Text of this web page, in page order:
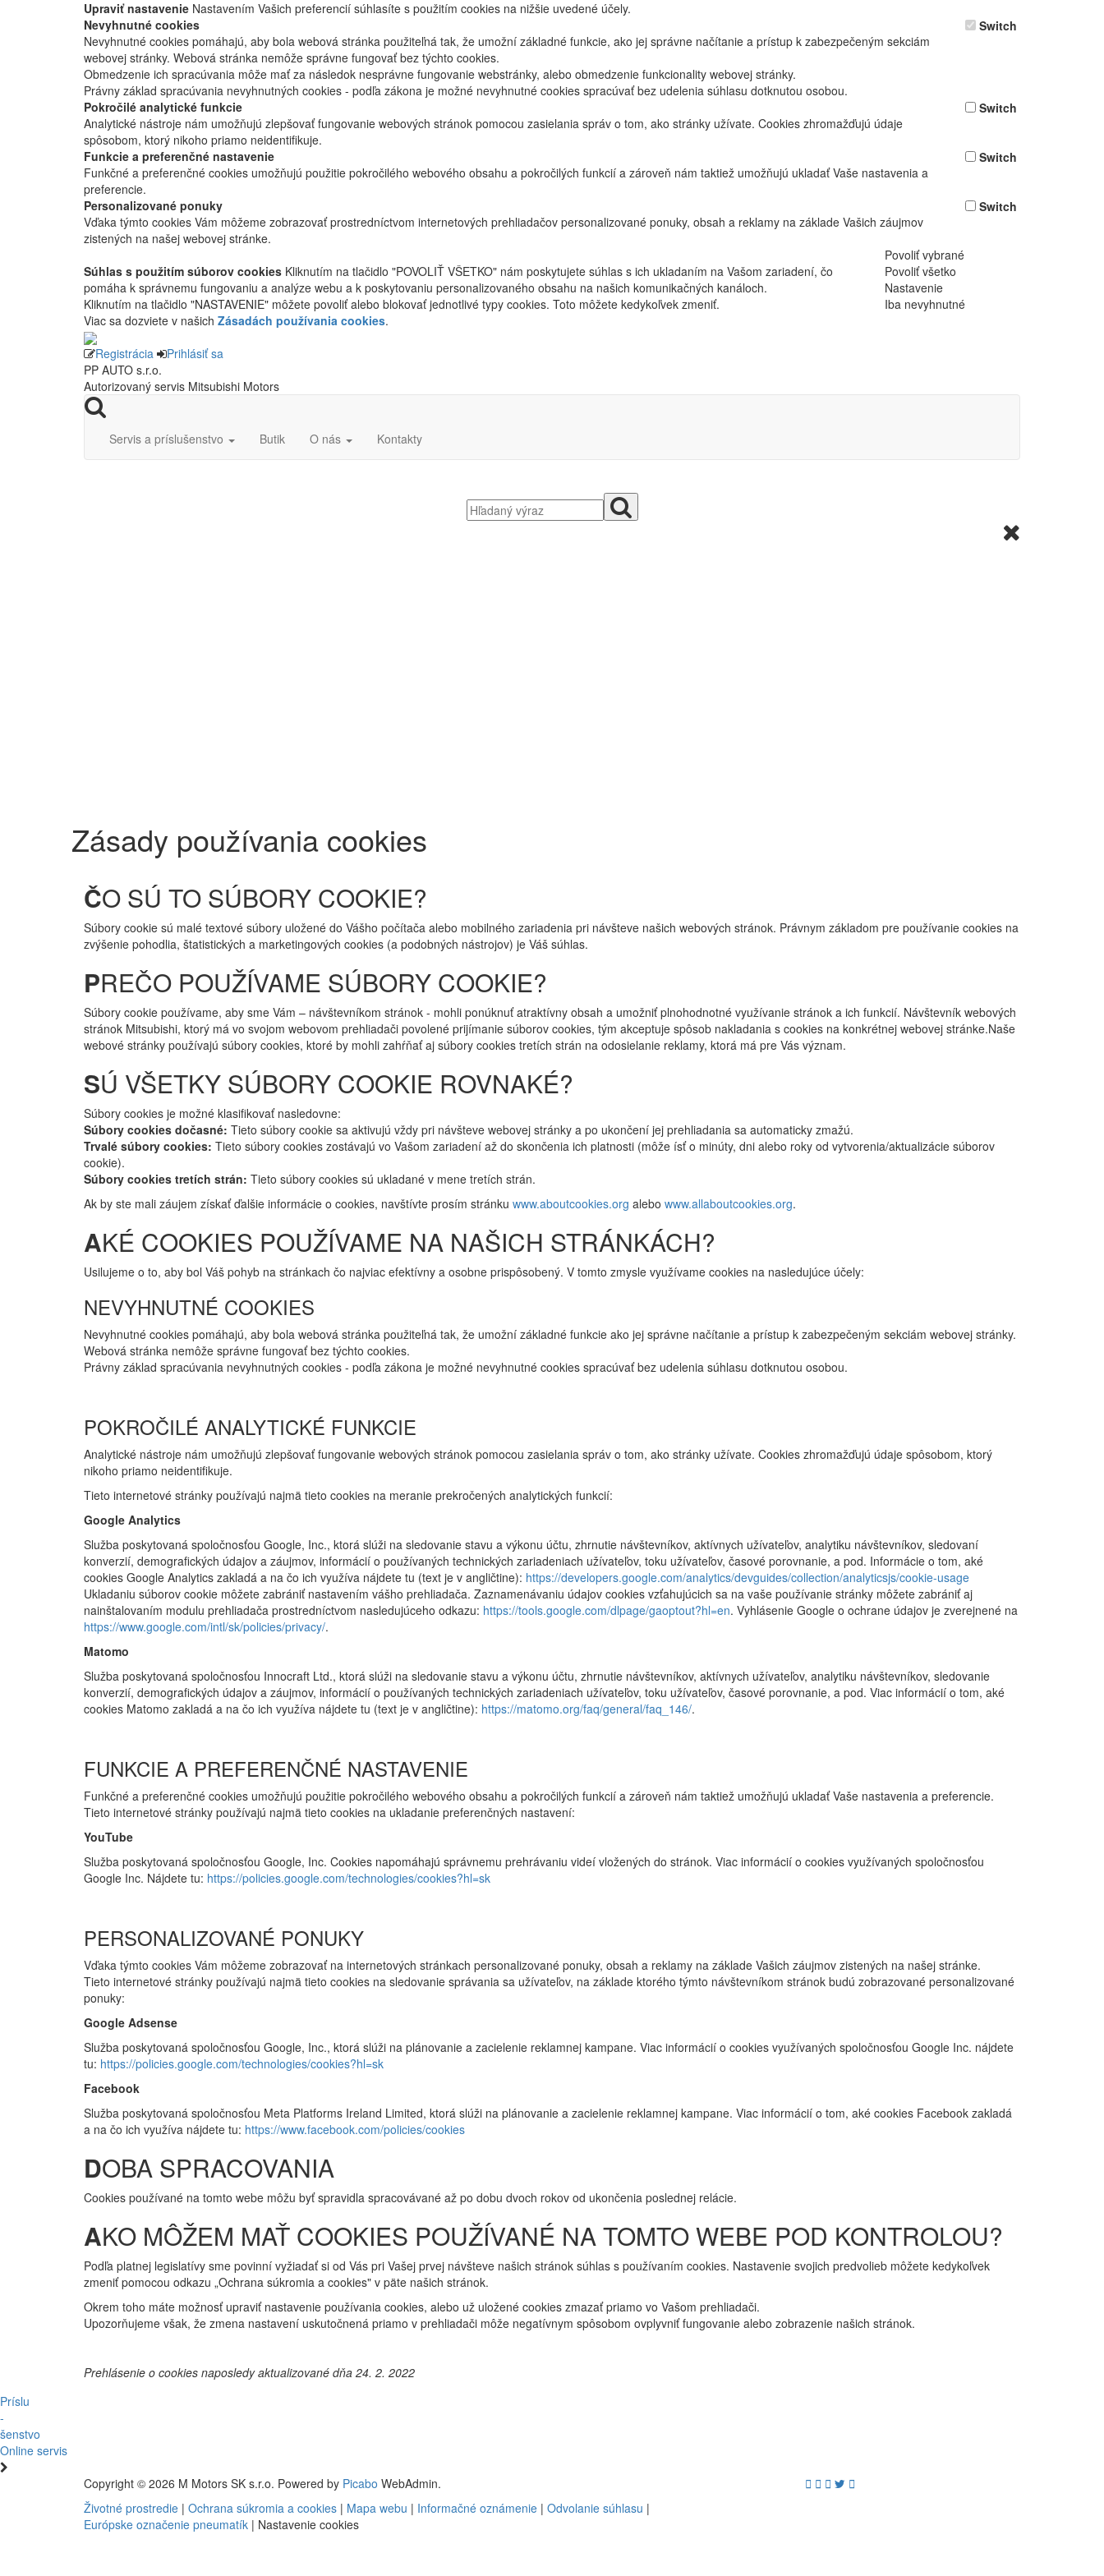
Upraviť nastavenie Nastavením Vašich preferencií súhlasíte s použitím cookies na nižšie uvedené účely.
Nevyhnutné cookies
Nevyhnutné cookies pomáhajú, aby bola webová stránka použiteľná tak, že umožní základné funkcie, ako jej správne načítanie a prístup k zabezpečeným sekciám
webovej stránky. Webová stránka nemôže správne fungovať bez týchto cookies.
Obmedzenie ich spracúvania môže mať za následok nesprávne fungovanie webstránky, alebo obmedzenie funkcionality webovej stránky.
Právny základ spracúvania nevyhnutných cookies - podľa zákona je možné nevyhnutné cookies spracúvať bez udelenia súhlasu dotknutou osobou.
Switch
Pokročilé analytické funkcie
Analytické nástroje nám umožňujú zlepšovať fungovanie webových stránok pomocou zasielania správ o tom, ako stránky užívate. Cookies zhromažďujú údaje
spôsobom, ktorý nikoho priamo neidentifikuje.
Switch
Funkcie a preferenčné nastavenie
Funkčné a preferenčné cookies umožňujú použitie pokročilého webového obsahu a pokročilých funkcií a zároveň nám taktiež umožňujú ukladať Vaše nastavenia a
preferencie.
Switch
Personalizované ponuky
Vďaka týmto cookies Vám môžeme zobrazovať prostredníctvom internetových prehliadačov personalizované ponuky, obsah a reklamy na základe Vašich záujmov
zistených na našej webovej stránke.
Switch
Povoliť vybrané
Súhlas s použitím súborov cookies Kliknutím na tlačidlo "POVOLIŤ VŠETKO" nám poskytujete súhlas s ich ukladaním na Vašom zariadení, čo
pomáha k správnemu fungovaniu a analýze webu a k poskytovaniu personalizovaného obsahu na našich komunikačných kanáloch.
Kliknutím na tlačidlo "NASTAVENIE" môžete povoliť alebo blokovať jednotlivé typy cookies. Toto môžete kedykoľvek zmeniť.
Viac sa dozviete v našich Zásadách používania cookies.
Povoliť všetko
Nastavenie
Iba nevyhnutné
Registrácia
Prihlásiť sa
PP AUTO s.r.o.
Autorizovaný servis Mitsubishi Motors
Servis a príslušenstvo Butik O nás Kontakty
Zásady používania cookies
ČO SÚ TO SÚBORY COOKIE?
Súbory cookie sú malé textové súbory uložené do Vášho počítača alebo mobilného zariadenia pri návšteve našich webových stránok. Právnym základom pre používanie cookies na
zvýšenie pohodlia, štatistických a marketingových cookies (a podobných nástrojov) je Váš súhlas.
PREČO POUŽÍVAME SÚBORY COOKIE?
Súbory cookie používame, aby sme Vám – návštevníkom stránok - mohli ponúknuť atraktívny obsah a umožniť plnohodnotné využívanie stránok a ich funkcií. Návštevník webových
stránok Mitsubishi, ktorý má vo svojom webovom prehliadači povolené prijímanie súborov cookies, tým akceptuje spôsob nakladania s cookies na konkrétnej webovej stránke.Naše
webové stránky používajú súbory cookies, ktoré by mohli zahŕňať aj súbory cookies tretích strán na odosielanie reklamy, ktorá má pre Vás význam.
SÚ VŠETKY SÚBORY COOKIE ROVNAKÉ?
Súbory cookies je možné klasifikovať nasledovne:
Súbory cookies dočasné: Tieto súbory cookie sa aktivujú vždy pri návšteve webovej stránky a po ukončení jej prehliadania sa automaticky zmažú.
Trvalé súbory cookies: Tieto súbory cookies zostávajú vo Vašom zariadení až do skončenia ich platnosti (môže ísť o minúty, dni alebo roky od vytvorenia/aktualizácie súborov
cookie).
Súbory cookies tretích strán: Tieto súbory cookies sú ukladané v mene tretích strán.
Ak by ste mali záujem získať ďalšie informácie o cookies, navštívte prosím stránku www.aboutcookies.org alebo www.allaboutcookies.org.
AKÉ COOKIES POUŽÍVAME NA NAŠICH STRÁNKÁCH?
Usilujeme o to, aby bol Váš pohyb na stránkach čo najviac efektívny a osobne prispôsobený. V tomto zmysle využívame cookies na nasledujúce účely:
NEVYHNUTNÉ COOKIES
Nevyhnutné cookies pomáhajú, aby bola webová stránka použiteľná tak, že umožní základné funkcie ako jej správne načítanie a prístup k zabezpečeným sekciám webovej stránky.
Webová stránka nemôže správne fungovať bez týchto cookies.
Právny základ spracúvania nevyhnutných cookies - podľa zákona je možné nevyhnutné cookies spracúvať bez udelenia súhlasu dotknutou osobou.
POKROČILÉ ANALYTICKÉ FUNKCIE
Analytické nástroje nám umožňujú zlepšovať fungovanie webových stránok pomocou zasielania správ o tom, ako stránky užívate. Cookies zhromažďujú údaje spôsobom, ktorý
nikoho priamo neidentifikuje.
Tieto internetové stránky používajú najmä tieto cookies na meranie prekročených analytických funkcií:
Google Analytics
Služba poskytovaná spoločnosťou Google, Inc., ktorá slúži na sledovanie stavu a výkonu účtu, zhrnutie návštevníkov, aktívnych užívateľov, analytiku návštevníkov, sledovaní
konverzií, demografických údajov a záujmov, informácií o používaných technických zariadeniach užívateľov, toku užívateľov, časové porovnanie, a pod. Informácie o tom, aké
cookies Google Analytics zakladá a na čo ich využíva nájdete tu (text je v angličtine): https://developers.google.com/analytics/devguides/collection/analyticsjs/cookie-usage
Ukladaniu súborov cookie môžete zabrániť nastavením vášho prehliadača. Zaznamenávaniu údajov cookies vzťahujúcich sa na vaše používanie stránky môžete zabrániť aj
nainštalovaním modulu prehliadača prostredníctvom nasledujúceho odkazu: https://tools.google.com/dlpage/gaoptout?hl=en. Vyhlásenie Google o ochrane údajov je zverejnené na
https://www.google.com/intl/sk/policies/privacy/.
Matomo
Služba poskytovaná spoločnosťou Innocraft Ltd., ktorá slúži na sledovanie stavu a výkonu účtu, zhrnutie návštevníkov, aktívnych užívateľov, analytiku návštevníkov, sledovanie
konverzií, demografických údajov a záujmov, informácií o používaných technických zariadeniach užívateľov, toku užívateľov, časové porovnanie, a pod. Viac informácií o tom, aké
cookies Matomo zakladá a na čo ich využíva nájdete tu (text je v angličtine): https://matomo.org/faq/general/faq_146/.
FUNKCIE A PREFERENČNÉ NASTAVENIE
Funkčné a preferenčné cookies umožňujú použitie pokročilého webového obsahu a pokročilých funkcií a zároveň nám taktiež umožňujú ukladať Vaše nastavenia a preferencie.
Tieto internetové stránky používajú najmä tieto cookies na ukladanie preferenčných nastavení:
YouTube
Služba poskytovaná spoločnosťou Google, Inc. Cookies napomáhajú správnemu prehrávaniu videí vložených do stránok. Viac informácií o cookies využívaných spoločnosťou
Google Inc. Nájdete tu: https://policies.google.com/technologies/cookies?hl=sk
PERSONALIZOVANÉ PONUKY
Vďaka týmto cookies Vám môžeme zobrazovať na internetových stránkach personalizované ponuky, obsah a reklamy na základe Vašich záujmov zistených na našej stránke.
Tieto internetové stránky používajú najmä tieto cookies na sledovanie správania sa užívateľov, na základe ktorého týmto návštevníkom stránok budú zobrazované personalizované
ponuky:
Google Adsense
Služba poskytovaná spoločnosťou Google, Inc., ktorá slúži na plánovanie a zacielenie reklamnej kampane. Viac informácií o cookies využívaných spoločnosťou Google Inc. nájdete
tu: https://policies.google.com/technologies/cookies?hl=sk
Facebook
Služba poskytovaná spoločnosťou Meta Platforms Ireland Limited, ktorá slúži na plánovanie a zacielenie reklamnej kampane. Viac informácií o tom, aké cookies Facebook zakladá
a na čo ich využíva nájdete tu: https://www.facebook.com/policies/cookies
DOBA SPRACOVANIA
Cookies používané na tomto webe môžu byť spravidla spracovávané až po dobu dvoch rokov od ukončenia poslednej relácie.
AKO MÔŽEM MAŤ COOKIES POUŽÍVANÉ NA TOMTO WEBE POD KONTROLOU?
Podľa platnej legislatívy sme povinní vyžiadať si od Vás pri Vašej prvej návšteve našich stránok súhlas s používaním cookies. Nastavenie svojich predvolieb môžete kedykoľvek
zmeniť pomocou odkazu „Ochrana súkromia a cookies" v päte našich stránok.
Okrem toho máte možnosť upraviť nastavenie používania cookies, alebo už uložené cookies zmazať priamo vo Vašom prehliadači.
Upozorňujeme však, že zmena nastavení uskutočnená priamo v prehliadači môže negatívnym spôsobom ovplyvniť fungovanie alebo zobrazenie našich stránok.
Prehlásenie o cookies naposledy aktualizované dňa 24. 2. 2022
Príslu
-
šenstvo
Online servis
Copyright © 2026 M Motors SK s.r.o. Powered by Picabo WebAdmin.
Životné prostredie | Ochrana súkromia a cookies | Mapa webu | Informačné oznámenie | Odvolanie súhlasu |
Európske označenie pneumatík | Nastavenie cookies